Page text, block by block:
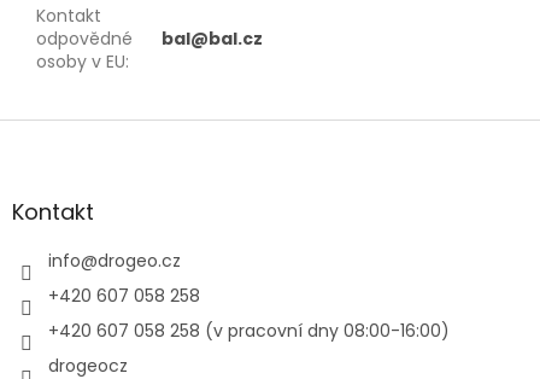
Kontakt
odpovědné
osoby v EU:
bal@bal.cz
Z
aKontakt
info@drogeo.cz
+420 607 058 258
+420 607 058 258 (v pracovní dny 08:00-16:00)
drogeocz